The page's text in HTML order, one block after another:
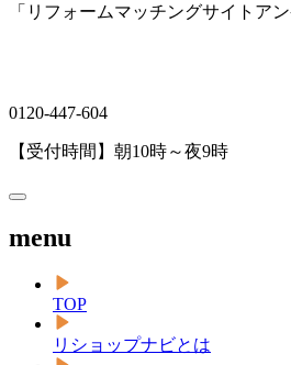
「リフォームマッチングサイトア
0120-447-604
【受付時間】朝10時～夜9時
menu
TOP
リショップナビとは